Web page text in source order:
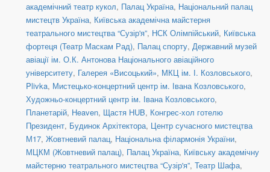
академічний театр кукол, Палац Україна, Національний палац
мистецтв Україна, Київська академічна майстерня
театрального мистецтва “Сузір'я”, НСК Олімпійський, Київська
фортеця (Театр Маскам Рад), Палац спорту, Державний музей
авіації ім. О.К. Антонова Національного авіаційного
університету, Галерея «Висоцький», МКЦ ім. І. Козловського,
Plivka, Мистецько-концертний центр ім. Івана Козловського,
Художньо-концертний центр ім. Івана Козловського,
Планетарій, Heaven, Щастя HUB, Конгрес-хол готелю
Президент, Будинок Архітектора, Центр сучасного мистецтва
М17, Жовтневий палац, Національна філармонія України,
МЦКМ (Жовтневий палац), Палац Україна, Київську академічну
майстерню театрального мистецтва “Сузір'я”, Театр Шафа,